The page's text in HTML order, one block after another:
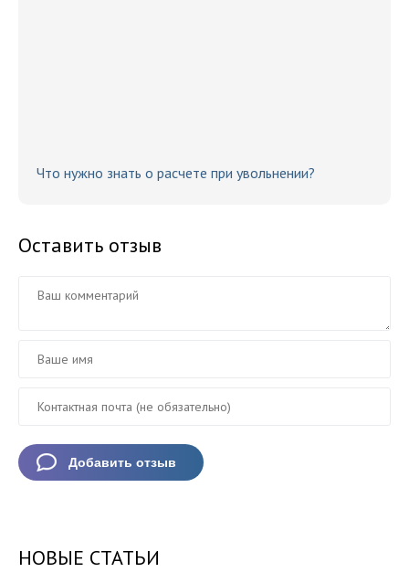
Что нужно знать о расчете при увольнении?
Оставить отзыв
НОВЫЕ СТАТЬИ